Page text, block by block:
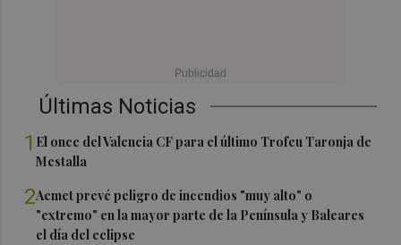
Últimas Noticias
1 El once del Valencia CF para el último Trofeu Taronja de
Mestalla
2Aemet prevé peligro de incendios "muy alto" o
"extremo" en la mayor parte de la Península y Baleares
el día del eclipse